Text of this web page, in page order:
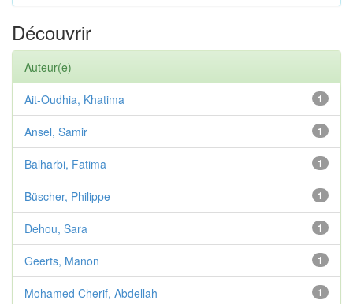
Découvrir
Auteur(e)
1
Ait-Oudhia, Khatima
1
Ansel, Samir
1
Balharbi, Fatima
1
Büscher, Philippe
1
Dehou, Sara
1
Geerts, Manon
1
Mohamed Cherif, Abdellah